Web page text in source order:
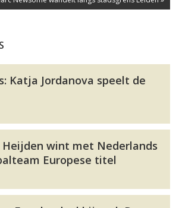
Katja Jordanova speelt de
Heijden wint met Nederlands
Europese titel